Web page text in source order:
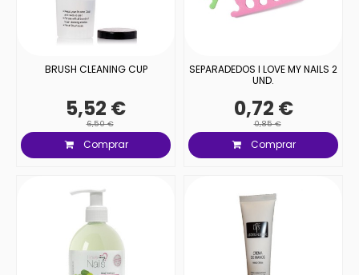
BRUSH CLEANING CUP
5,52 €
6,50 €
Comprar
SEPARADEDOS I LOVE MY NAILS 2
UND.
0,72 €
0,85 €
Comprar